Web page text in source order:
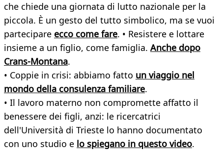
che chiede una giornata di lutto nazionale per la
piccola. È un gesto del tutto simbolico, ma se vuoi
partecipare ecco come fare. • Resistere e lottare
insieme a un figlio, come famiglia. Anche dopo
Crans-Montana.
• Coppie in crisi: abbiamo fatto un viaggio nel
mondo della consulenza familiare.
• Il lavoro materno non compromette affatto il
benessere dei figli, anzi: le ricercatrici
dell'Università di Trieste lo hanno documentato
con uno studio e lo spiegano in questo video.